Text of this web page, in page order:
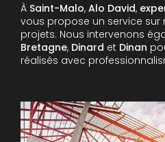
À Saint-Malo, Alo David,
vous propose un service
projets. Nous intervenons
Bretagne, Dinard et Dinan
réalisés avec